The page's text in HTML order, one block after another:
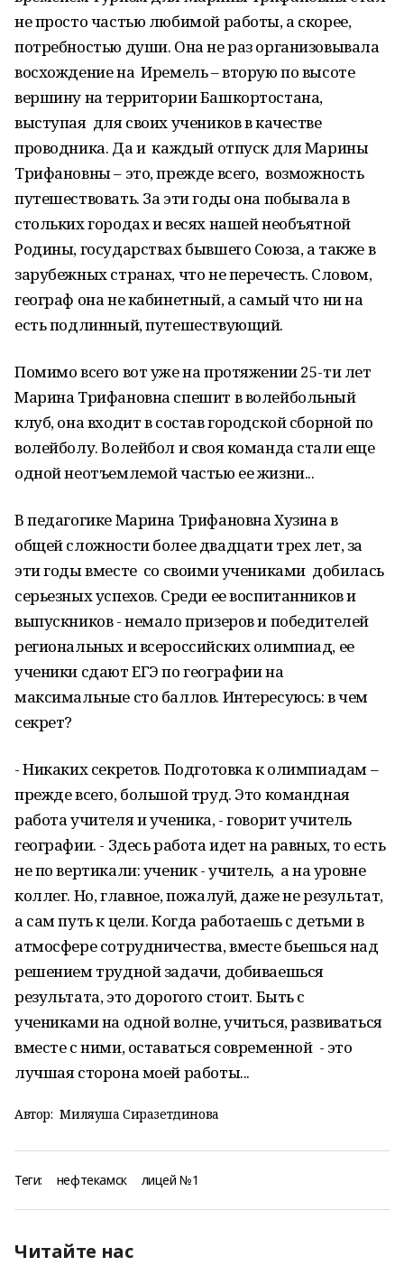
не просто частью любимой работы, а скорее,
потребностью души. Она не раз организовывала
восхождение на Иремель – вторую по высоте
вершину на территории Башкортостана,
выступая для своих учеников в качестве
проводника. Да и каждый отпуск для Марины
Трифановны – это, прежде всего, возможность
путешествовать. За эти годы она побывала в
стольких городах и весях нашей необъятной
Родины, государствах бывшего Союза, а также в
зарубежных странах, что не перечесть. Словом,
географ она не кабинетный, а самый что ни на
есть подлинный, путешествующий.
Помимо всего вот уже на протяжении 25-ти лет
Марина Трифановна спешит в волейбольный
клуб, она входит в состав городской сборной по
волейболу. Волейбол и своя команда стали еще
одной неотъемлемой частью ее жизни...
В педагогике Марина Трифановна Хузина в
общей сложности более двадцати трех лет, за
эти годы вместе со своими учениками добилась
серьезных успехов. Среди ее воспитанников и
выпускников - немало призеров и победителей
региональных и всероссийских олимпиад, ее
ученики сдают ЕГЭ по географии на
максимальные сто баллов. Интересуюсь: в чем
секрет?
- Никаких секретов. Подготовка к олимпиадам –
прежде всего, большой труд. Это командная
работа учителя и ученика, - говорит учитель
географии. - Здесь работа идет на равных, то есть
не по вертикали: ученик - учитель, а на уровне
коллег. Но, главное, пожалуй, даже не результат,
а сам путь к цели. Когда работаешь с детьми в
атмосфере сотрудничества, вместе бьешься над
решением трудной задачи, добиваешься
результата, это дорогого стоит. Быть с
учениками на одной волне, учиться, развиваться
вместе с ними, оставаться современной - это
лучшая сторона моей работы...
Автор: Миляуша Сиразетдинова
Теги: нефтекамск лицей №1
Читайте нас